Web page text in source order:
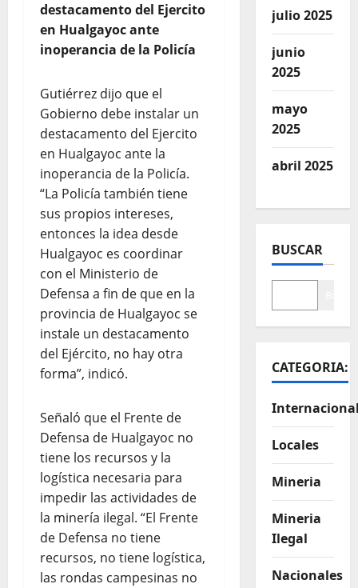
destacamento del Ejercito
en Hualgayoc ante
inoperancia de la Policía
Gutiérrez dijo que el
Gobierno debe instalar un
destacamento del Ejercito
en Hualgayoc ante la
inoperancia de la Policía.
“La Policía también tiene
sus propios intereses,
entonces la idea desde
Hualgayoc es coordinar
con el Ministerio de
Defensa a fin de que en la
provincia de Hualgayoc se
instale un destacamento
del Ejército, no hay otra
forma”, indicó.
Señaló que el Frente de
Defensa de Hualgayoc no
tiene los recursos y la
logística necesaria para
impedir las actividades de
la minería ilegal. “El Frente
de Defensa no tiene
recursos, no tiene logística,
las rondas campesinas no
julio 2025
junio
2025
mayo
2025
abril 2025
BUSCAR
CATEGORIA:
Locales
Mineria
Mineria
Ilegal
Nacionales